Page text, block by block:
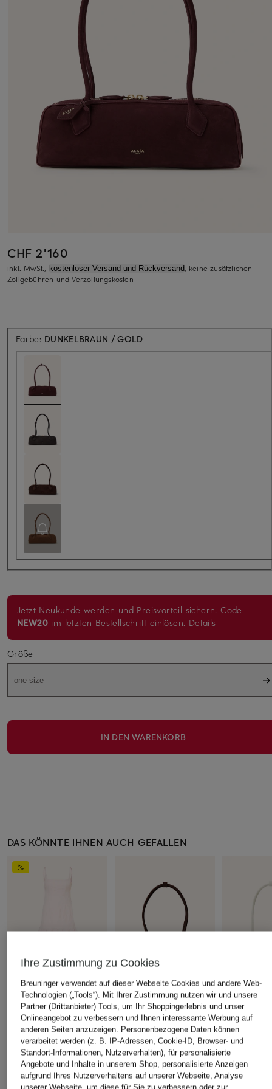
CHF 2'160
inkl. MwSt., kostenloser Versand und Rückversand, keine zusätzlichen
Zollgebühren und Verzollungskosten
Farbe: DUNKELBRAUN / GOLD
Jetzt Neukunde werden und Preisvorteil sichern. Code
NEW20 im letzten Bestellschritt einlösen. Details
Größe
one size
IN DEN WARENKORB
DAS KÖNNTE IHNEN AUCH GEFALLEN
JACQUEMUS
Kleid LA ROBE AGAVE
CHF 730
Ursprünglich:CHF 1'450
ALAÏA
Schultertasche LE
TECKEL MEDIUM
CHF 2'160
ALAÏA
Handtasche
CHF 2'340
Ihre Zustimmung zu Cookies
Breuninger verwendet auf dieser Webseite Cookies und andere Web-
Technologien („Tools“). Mit Ihrer Zustimmung nutzen wir und unsere
Partner (Drittanbieter) Tools, um Ihr Shoppingerlebnis und unser
Onlineangebot zu verbessern und Ihnen interessante Werbung auf
anderen Seiten anzuzeigen. Personenbezogene Daten können
verarbeitet werden (z. B. IP-Adressen, Cookie-ID, Browser- und
Standort-Informationen, Nutzerverhalten), für personalisierte
Angebote und Inhalte in unserem Shop, personalisierte Anzeigen
aufgrund Ihres Nutzerverhaltens auf unserer Webseite, Analyse
unserer Webseite, um diese für Sie zu verbessern oder zur